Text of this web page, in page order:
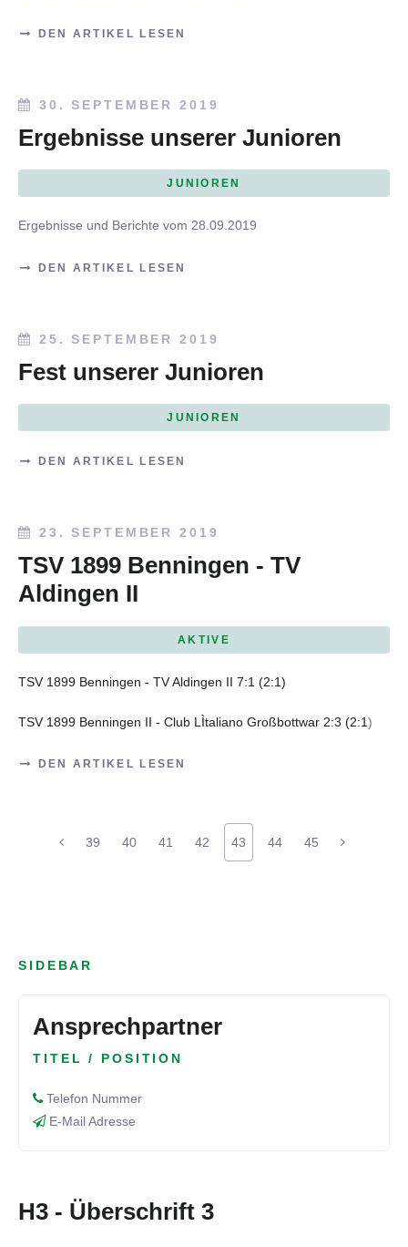
DEN ARTIKEL LESEN
30. SEPTEMBER 2019
Ergebnisse unserer Junioren
JUNIOREN
Ergebnisse und Berichte vom 28.09.2019
DEN ARTIKEL LESEN
25. SEPTEMBER 2019
Fest unserer Junioren
JUNIOREN
DEN ARTIKEL LESEN
23. SEPTEMBER 2019
TSV 1899 Benningen - TV
Aldingen II
AKTIVE
TSV 1899 Benningen - TV Aldingen II 7:1 (2:1)
TSV 1899 Benningen II - Club LÌtaliano Großbottwar 2:3 (2:1)
DEN ARTIKEL LESEN
39 40 41 42 43 44 45
SIDEBAR
Ansprechpartner
TITEL / POSITION
Telefon Nummer
E-Mail Adresse
H3 - Überschrift 3